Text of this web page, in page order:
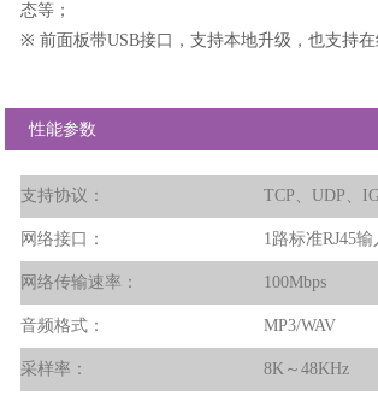
态等；
※前面板带USB接口，支持本地升级，也支持在
性能参数
支持协议： TCP、UDP、
网络接口： 1路标准RJ45输
网络传输速率： 100Mbps
音频格式： MP3/WAV
采样率 ： 8K～48KHz